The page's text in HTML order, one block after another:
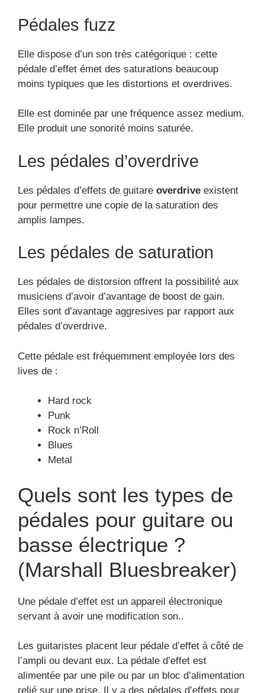
Pédales fuzz
Elle dispose d’un son très catégorique : cette
pédale d’effet émet des saturations beaucoup
moins typiques que les distortions et overdrives.
Elle est dominée par une fréquence assez medium.
Elle produit une sonorité moins saturée.
Les pédales d’overdrive
Les pédales d’effets de guitare overdrive existent
pour permettre une copie de la saturation des
amplis lampes.
Les pédales de saturation
Les pédales de distorsion offrent la possibilité aux
musiciens d’avoir d’avantage de boost de gain.
Elles sont d’avantage aggresives par rapport aux
pédales d’overdrive.
Cette pédale est fréquemment employée lors des
lives de :
Hard rock
Punk
Rock n’Roll
Blues
Metal
Quels sont les types de
pédales pour guitare ou
basse électrique ?
(Marshall Bluesbreaker)
Une pédale d’effet est un appareil électronique
servant à avoir une modification son..
Les guitaristes placent leur pédale d’effet à côté de
l’ampli ou devant eux. La pédale d’effet est
alimentée par une pile ou par un bloc d’alimentation
relié sur une prise. Il y a des pédales d’effets pour